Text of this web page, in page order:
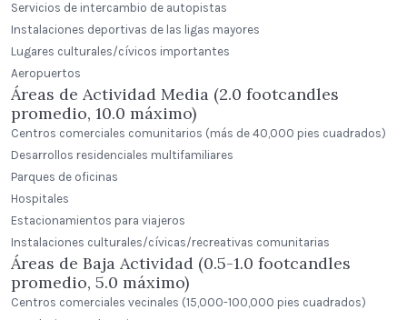
Servicios de intercambio de autopistas
Instalaciones deportivas de las ligas mayores
Lugares culturales/cívicos importantes
Aeropuertos
Áreas de Actividad Media (2.0 footcandles
promedio, 10.0 máximo)
Centros comerciales comunitarios (más de 40,000 pies cuadrados)
Desarrollos residenciales multifamiliares
Parques de oficinas
Hospitales
Estacionamientos para viajeros
Instalaciones culturales/cívicas/recreativas comunitarias
Áreas de Baja Actividad (0.5-1.0 footcandles
promedio, 5.0 máximo)
Centros comerciales vecinales (15,000-100,000 pies cuadrados)